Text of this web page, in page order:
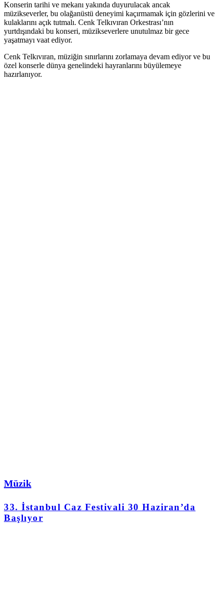
Konserin tarihi ve mekanı yakında duyurulacak ancak
müzikseverler, bu olağanüstü deneyimi kaçırmamak için gözlerini ve
kulaklarını açık tutmalı. Cenk Telkıvıran Orkestrası’nın
yurtdışındaki bu konseri, müzikseverlere unutulmaz bir gece
yaşatmayı vaat ediyor.
Cenk Telkıvıran, müziğin sınırlarını zorlamaya devam ediyor ve bu
özel konserle dünya genelindeki hayranlarını büyülemeye
hazırlanıyor.
Müzik
33. İstanbul Caz Festivali 30 Haziran’da
Başlıyor